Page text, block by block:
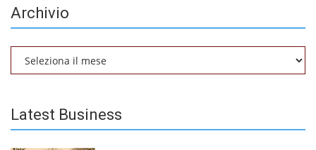
Archivio
Latest Business